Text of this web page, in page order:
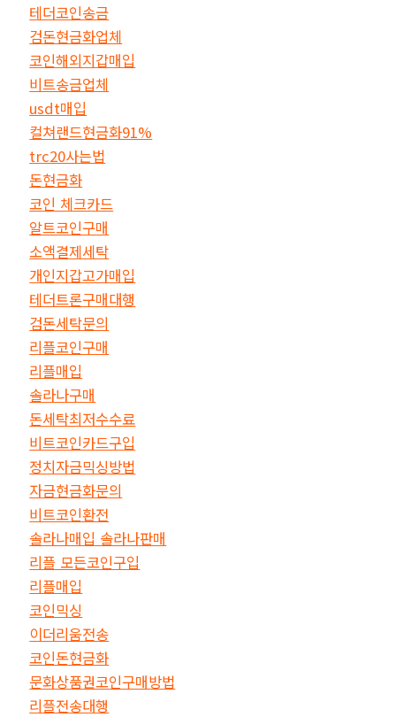
테더코인송금
검돈현금화업체
코인해외지갑매입
비트송금업체
usdt매입
컬쳐랜드현금화91%
trc20사는법
돈현금화
코인 체크카드
알트코인구매
소액결제세탁
개인지갑고가매입
테더트론구매대행
검돈세탁문의
리플코인구매
리플매입
솔라나구매
돈세탁최저수수료
비트코인카드구입
정치자금믹싱방법
자금현금화문의
비트코인환전
솔라나매입 솔라나판매
리플 모든코인구입
리플매입
코인믹싱
이더리움전송
코인돈현금화
문화상품권코인구매방법
리플전송대행